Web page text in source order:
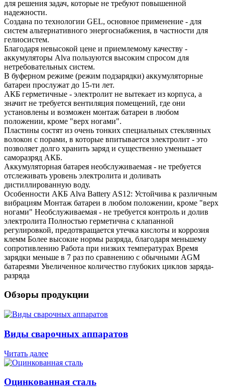
для решения задач, которые не требуют повышенной
надежности.
Создана по технологии GEL, основное применение - для
систем альтернативного энергоснабжения, в частности для
гелиосистем.
Благодаря невысокой цене и приемлемому качеству -
аккумуляторы Alva пользуются высоким спросом для
нетребовательных систем.
В буферном режиме (режим подзарядки) аккумуляторные
батареи прослужат до 15-ти лет.
АКБ герметичные - электролит не вытекает из корпуса, а
значит не требуется вентиляция помещений, где они
установлены и возможен монтаж батареи в любом
положении, кроме "верх ногами".
Пластины состят из очень тонких специальных стеклянных
волокон с порами, в которые впитывается электролит - это
позволяет долго хранить заряд и существенно уменьшает
саморазряд АКБ.
Аккумуляторная батарея необслуживаемая - не требуется
отслеживать уровень электролита и доливать
дистиллированную воду.
Особенности АКБ Alva Battery AS12: Устойчива к различным
вибрациям Монтаж батареи в любом положении, кроме "верх
ногами" Необслуживаемая - не требуется контроль и долив
электролита Полностью герметична с клапанной
регулировкой, предотвращается утечка кислоты и коррозия
клемм Более высокие нормы разряда, благодаря меньшему
сопротивлению Работа при низких температурах Время
зарядки меньше в 7 раз по сравнению с обычными AGM
батареями Увеличенное количество глубоких циклов заряда-
разряда
Обзоры продукции
Виды сварочных аппаратов
Читать далее
Оцинкованная сталь